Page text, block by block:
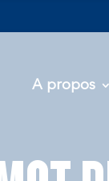
A propos